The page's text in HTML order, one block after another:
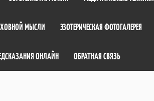
МЫСЛИ ЭЗОТЕРИЧЕСКАЯ ФОТОГАЛЕРЕЯ
ОНЛАЙН ОБРАТНАЯ СВЯЗЬ